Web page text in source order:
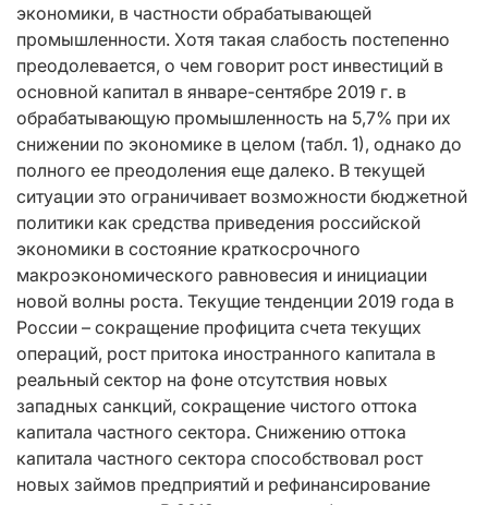
экономики, в частности обрабатывающей
промышленности. Хотя такая слабость постепенно
преодолевается, о чем говорит рост инвестиций в
основной капитал в январе-сентябре 2019 г. в
обрабатывающую промышленность на 5,7% при их
снижении по экономике в целом (табл. 1), однако до
полного ее преодоления еще далеко. В текущей
ситуации это ограничивает возможности бюджетной
политики как средства приведения российской
экономики в состояние краткосрочного
макроэкономического равновесия и инициации
новой волны роста. Текущие тенденции 2019 года в
России – сокращение профицита счета текущих
операций, рост притока иностранного капитала в
реальный сектор на фоне отсутствия новых
западных санкций, сокращение чистого оттока
капитала частного сектора. Снижению оттока
капитала частного сектора способствовал рост
новых займов предприятий и рефинансирование